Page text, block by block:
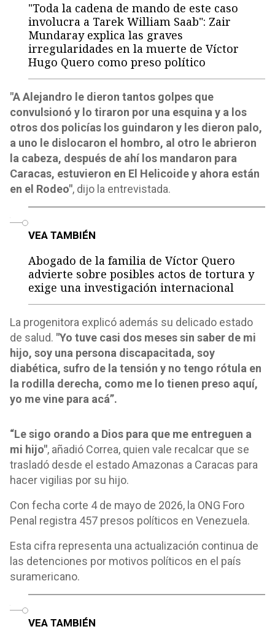
"Toda la cadena de mando de este caso
involucra a Tarek William Saab": Zair
Mundaray explica las graves
irregularidades en la muerte de Víctor
Hugo Quero como preso político
"A Alejandro le dieron tantos golpes que
convulsionó y lo tiraron por una esquina y a los
otros dos policías los guindaron y les dieron palo,
a uno le dislocaron el hombro, al otro le abrieron
la cabeza, después de ahí los mandaron para
Caracas, estuvieron en El Helicoide y ahora están
en el Rodeo", dijo la entrevistada.
VEA TAMBIÉN
Abogado de la familia de Víctor Quero
advierte sobre posibles actos de tortura y
exige una investigación internacional
La progenitora explicó además su delicado estado
de salud. "Yo tuve casi dos meses sin saber de mi
hijo, soy una persona discapacitada, soy
diabética, sufro de la tensión y no tengo rótula en
la rodilla derecha, como me lo tienen preso aquí,
yo me vine para acá”.
“Le sigo orando a Dios para que me entreguen a
mi hijo", añadió Correa, quien vale recalcar que se
trasladó desde el estado Amazonas a Caracas para
hacer vigilias por su hijo.
Con fecha corte 4 de mayo de 2026, la ONG Foro
Penal registra 457 presos políticos en Venezuela.
Esta cifra representa una actualización continua de
las detenciones por motivos políticos en el país
suramericano.
VEA TAMBIÉN